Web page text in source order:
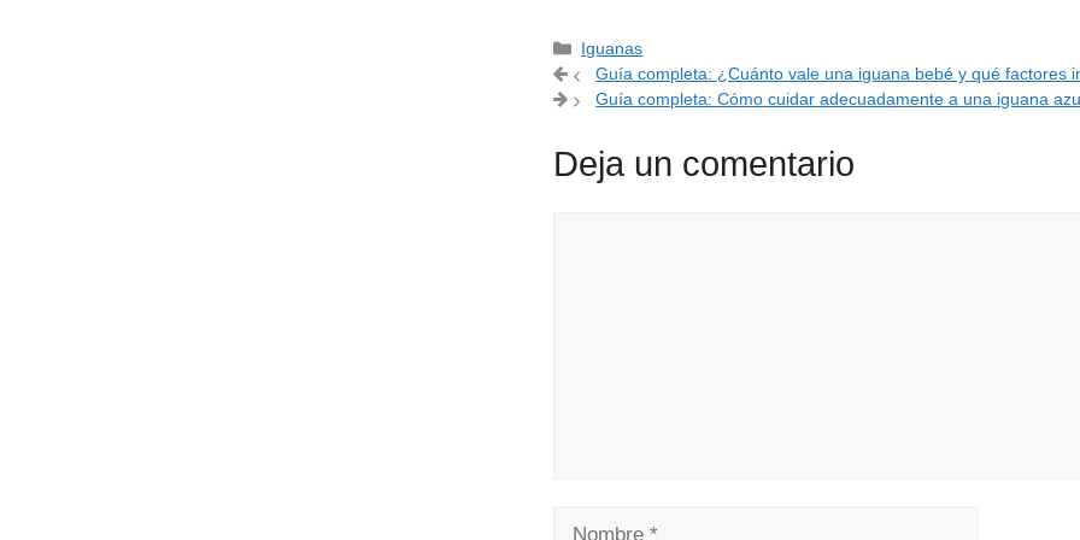
Categorías
Iguanas
Guía completa: ¿Cuánto vale una iguana bebé y qué factores
Guía completa: Cómo cuidar adecuadamente a una iguana
Deja un comentario
Nombre